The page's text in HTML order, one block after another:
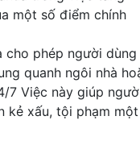
một số điểm chính
cho phép người dùng
quanh ngôi nhà
7 Việc này giúp
kẻ xấu, tội phạm một